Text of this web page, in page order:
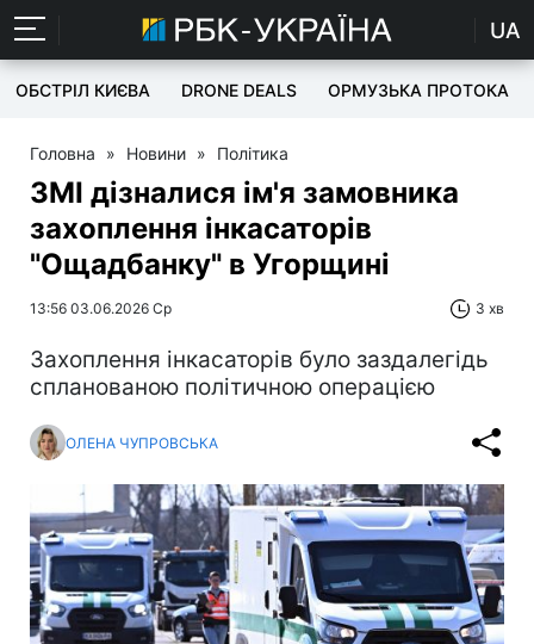
UA
ОБСТРІЛ КИЄВА DRONE DEALS ОРМУЗЬКА ПРОТОКА
Головна » Новини » Політика
ЗМІ дізналися ім'я замовника
захоплення інкасаторів
"Ощадбанку" в Угорщині
13:56 03.06.2026 Ср 3 хв
Захоплення інкасаторів було заздалегідь
спланованою політичною операцією
ОЛЕНА ЧУПРОВСЬКА